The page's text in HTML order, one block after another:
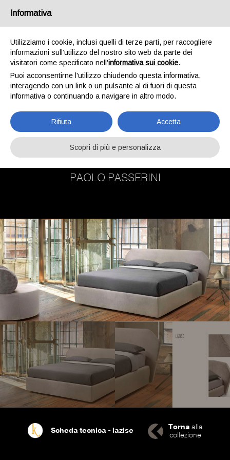
COLLEZIONI:
DESIGN
CLASSICO
POLTRONE
INFO
NEWS COLLEZIONE LETTI 2025
PROFILO
HOME
LAZISE
PAOLO PASSERINI
Scheda tecnica - lazise Torna alla
collezione
Informativa
Utilizziamo i cookie, inclusi quelli di terze parti, per raccogliere
informazioni sull’utilizzo del nostro sito web da parte dei
visitatori come specificato nell'informativa sui cookie.
Puoi acconsentirne l'utilizzo chiudendo questa informativa,
interagendo con un link o un pulsante al di fuori di questa
informativa o continuando a navigare in altro modo.
Rifiuta Accetta
Scopri di più e personalizza